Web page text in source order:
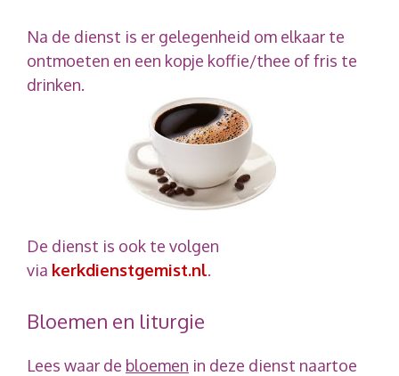
Na de dienst is er gelegenheid om elkaar te
ontmoeten en een kopje koffie/thee of fris te
drinken.
De dienst is ook te volgen
via kerkdienstgemist.nl.
Bloemen en liturgie
Lees waar de bloemen in deze dienst naartoe